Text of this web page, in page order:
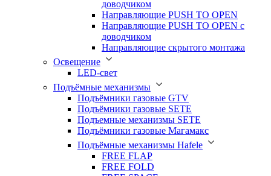
доводчиком
Направляющие PUSH TO OPEN
Направляющие PUSH TO OPEN с
доводчиком
Направляющие скрытого монтажа
Освещение
LED-свет
Подъёмные механизмы
Подъёмники газовые GTV
Подъёмники газовые SETE
Подъемные механизмы SETE
Подъёмники газовые Магамакс
Подъёмные механизмы Hafele
FREE FLAP
FREE FOLD